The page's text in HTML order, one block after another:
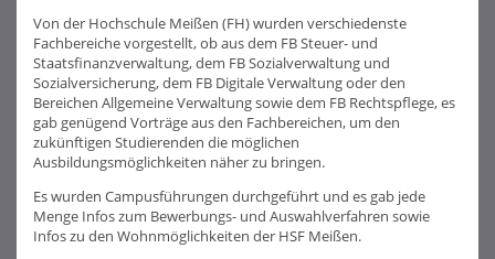
Von der Hochschule Meißen (FH) wurden verschiedenste
Fachbereiche vorgestellt, ob aus dem FB Steuer- und
Staatsfinanzverwaltung, dem FB Sozialverwaltung und
Sozialversicherung, dem FB Digitale Verwaltung oder den
Bereichen Allgemeine Verwaltung sowie dem FB Rechtspflege, es
gab genügend Vorträge aus den Fachbereichen, um den
zukünftigen Studierenden die möglichen
Ausbildungsmöglichkeiten näher zu bringen.
Es wurden Campusführungen durchgeführt und es gab jede
Menge Infos zum Bewerbungs- und Auswahlverfahren sowie
Infos zu den Wohnmöglichkeiten der HSF Meißen.